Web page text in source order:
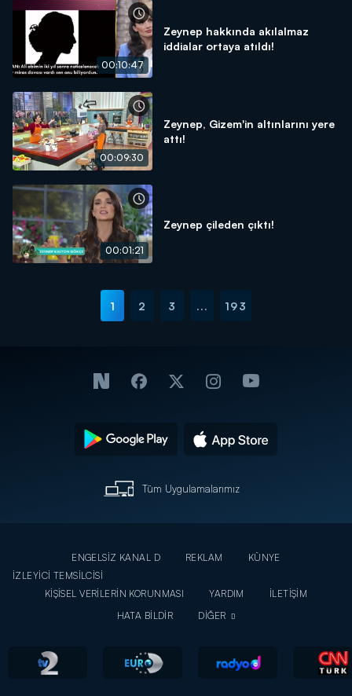
00:10:47
Zeynep hakkında akılalmaz
iddialar ortaya atıldı!
00:09:30
Zeynep, Gizem'in altınlarını yere
attı!
00:01:21
Zeynep çileden çıktı!
1 2 3 ... 193
Tüm Uygulamalarımız
ENGELSİZ KANAL D REKLAM
KÜNYE
İZLEYİCİ TEMSİLCİSİ
KİŞİSEL VERİLERİN KORUNMASI
YARDIM
İLETİŞİM
HATA BİLDİR
DİĞER